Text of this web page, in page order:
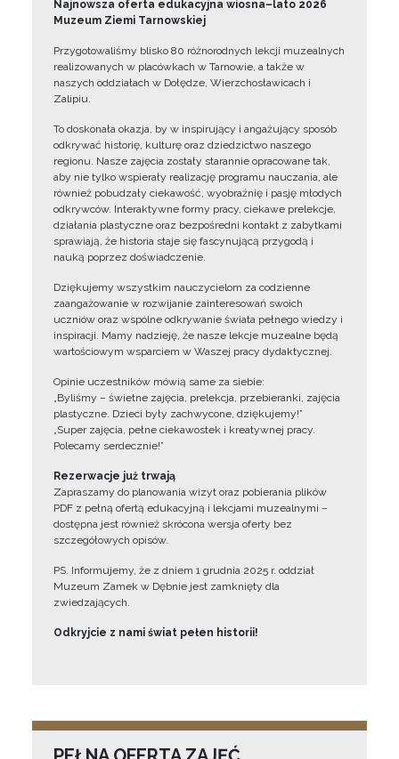
Najnowsza oferta edukacyjna wiosna–lato 2026
Muzeum Ziemi Tarnowskiej
Przygotowaliśmy blisko 80 różnorodnych lekcji muzealnych
realizowanych w placówkach w Tarnowie, a także w
naszych oddziałach w Dołędze, Wierzchosławicach i
Zalipiu.
To doskonała okazja, by w inspirujący i angażujący sposób
odkrywać historię, kulturę oraz dziedzictwo naszego
regionu. Nasze zajęcia zostały starannie opracowane tak,
aby nie tylko wspierały realizację programu nauczania, ale
również pobudzały ciekawość, wyobraźnię i pasję młodych
odkrywców. Interaktywne formy pracy, ciekawe prelekcje,
działania plastyczne oraz bezpośredni kontakt z zabytkami
sprawiają, że historia staje się fascynującą przygodą i
nauką poprzez doświadczenie.
Dziękujemy wszystkim nauczycielom za codzienne
zaangażowanie w rozwijanie zainteresowań swoich
uczniów oraz wspólne odkrywanie świata pełnego wiedzy i
inspiracji. Mamy nadzieję, że nasze lekcje muzealne będą
wartościowym wsparciem w Waszej pracy dydaktycznej.
Opinie uczestników mówią same za siebie:
„Byliśmy – świetne zajęcia, prelekcja, przebieranki, zajęcia
plastyczne. Dzieci były zachwycone, dziękujemy!”
„Super zajęcia, pełne ciekawostek i kreatywnej pracy.
Polecamy serdecznie!”
Rezerwacje już trwają
Zapraszamy do planowania wizyt oraz pobierania plików
PDF z pełną ofertą edukacyjną i lekcjami muzealnymi –
dostępna jest również skrócona wersja oferty bez
szczegółowych opisów.
PS. Informujemy, że z dniem 1 grudnia 2025 r. oddział
Muzeum Zamek w Dębnie jest zamknięty dla
zwiedzających.
Odkryjcie z nami świat pełen historii!